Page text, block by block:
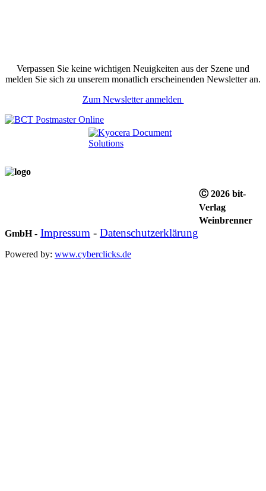
Verpassen Sie keine wichtigen Neuigkeiten aus der Szene und
melden Sie sich zu unserem monatlich erscheinenden Newsletter an.
Zum Newsletter anmelden
Ⓒ 2026 bit-
Verlag
Weinbrenner
GmbH- Impressum - Datenschutzerklärung
Powered by: www.cyberclicks.de